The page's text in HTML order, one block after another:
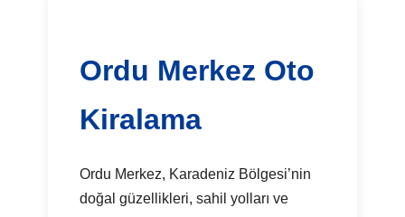
Ordu Merkez Oto
Kiralama
Ordu Merkez, Karadeniz Bölgesi’nin
doğal güzellikleri, sahil yolları ve